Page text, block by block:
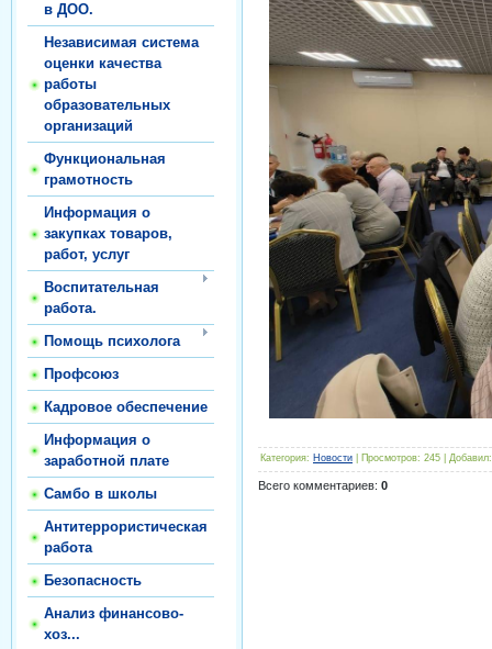
в ДОО.
Независимая система
оценки качества
работы
образовательных
организаций
Функциональная
грамотность
Информация о
закупках товаров,
работ, услуг
Воспитательная
работа.
Помощь психолога
Профсоюз
Кадровое обеспечение
Информация о
заработной плате
Самбо в школы
Антитеррористическая
работа
Безопасность
Анализ финансово-
хоз...
Категория: Новости Просмотров: 245 Добавил:
Всего комментариев: 0